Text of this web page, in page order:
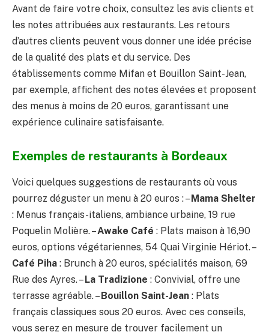
Avant de faire votre choix, consultez les avis clients et
les notes attribuées aux restaurants. Les retours
d’autres clients peuvent vous donner une idée précise
de la qualité des plats et du service. Des
établissements comme Mifan et Bouillon Saint-Jean,
par exemple, affichent des notes élevées et proposent
des menus à moins de 20 euros, garantissant une
expérience culinaire satisfaisante.
Exemples de restaurants à Bordeaux
Voici quelques suggestions de restaurants où vous
pourrez déguster un menu à 20 euros : – Mama Shelter
: Menus français-italiens, ambiance urbaine, 19 rue
Poquelin Molière. –Awake Café : Plats maison à 16,90
euros, options végétariennes, 54 Quai Virginie Hériot. –
Café Piha : Brunch à 20 euros, spécialités maison, 69
Rue des Ayres. – La Tradizione : Convivial, offre une
terrasse agréable. – Bouillon Saint-Jean : Plats
français classiques sous 20 euros. Avec ces conseils,
vous serez en mesure de trouver facilement un